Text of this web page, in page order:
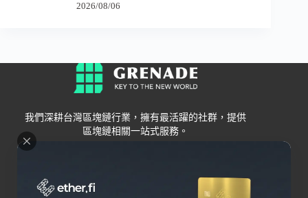
2026/08/06
我們深耕台灣區塊鏈行業，擁有最活躍的社群，提供
區塊鏈相關一站式服務。
Grenade 交易所